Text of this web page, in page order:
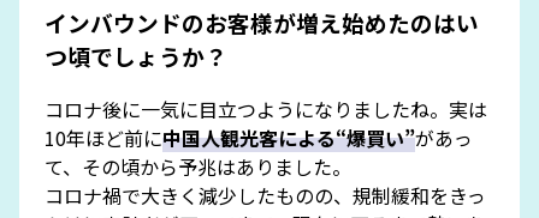
インバウンドのお客様が増え始めたのはい
つ頃でしょうか？
コロナ後に一気に目立つようになりましたね。実は
10年ほど前に中国人観光客による“爆買い”があっ
て、その頃から予兆はありました。
コロナ禍で大きく減少したものの、規制緩和をきっ